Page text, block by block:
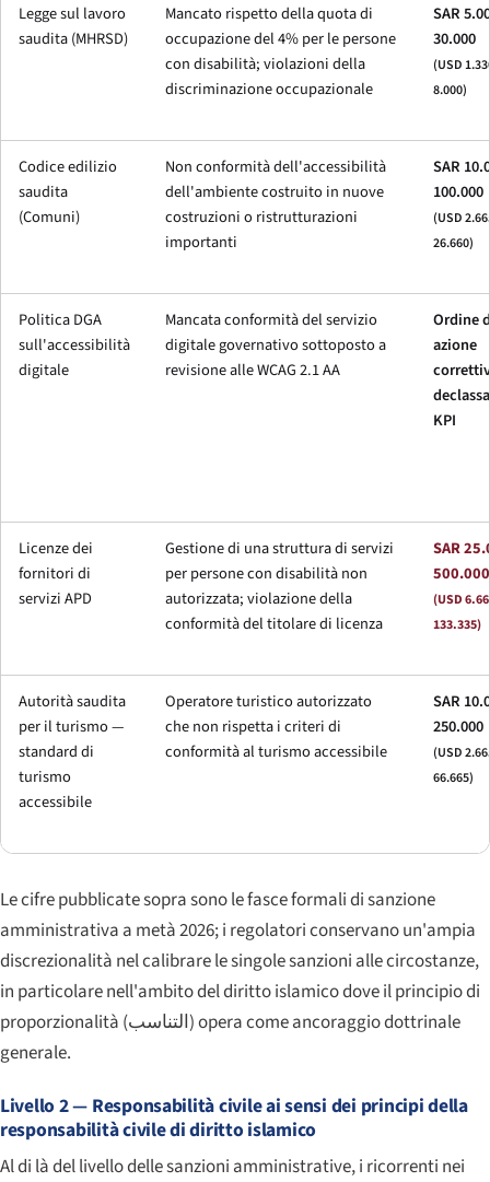
Legge sul lavoro
saudita (MHRSD)
Mancato rispetto della quota di
occupazione del 4% per le persone
con disabilità; violazioni della
discriminazione occupazionale
SAR
30.000
(USD
8.000)
Codice edilizio
saudita
(Comuni)
Non conformità dell'accessibilità
dell'ambiente costruito in nuove
costruzioni o ristrutturazioni
importanti
SAR
100.000
(USD
26.660)
Politica DGA
sull'accessibilità
digitale
Mancata conformità del servizio
digitale governativo sottoposto a
revisione alle WCAG 2.1 AA
Ordine
azione
KPI
Licenze dei
fornitori di
servizi APD
Gestione di una struttura di servizi
per persone con disabilità non
autorizzata; violazione della
conformità del titolare di licenza
SAR
500.000
(USD
133.335)
Autorità saudita
per il turismo —
standard di
turismo
accessibile
Operatore turistico autorizzato
che non rispetta i criteri di
conformità al turismo accessibile
SAR
250.000
(USD
66.665)
Le cifre pubblicate sopra sono le fasce formali di sanzione
amministrativa a metà 2026; i regolatori conservano un'ampia
discrezionalità nel calibrare le singole sanzioni alle circostanze,
in particolare nell'ambito del diritto islamico dove il principio di
proporzionalità (التناسب) opera come ancoraggio dottrinale
generale.
Livello 2 — Responsabilità civile ai sensi dei principi della
responsabilità civile di diritto islamico
Al di là del livello delle sanzioni amministrative, i ricorrenti nei